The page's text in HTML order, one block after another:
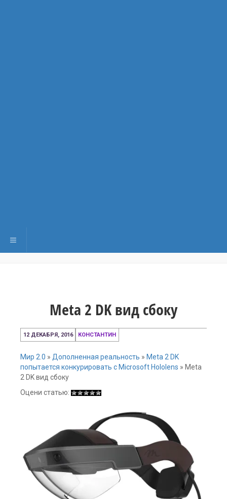
Переключить навигацию
Meta 2 DK вид сбоку
12 ДЕКАБРЯ, 2016
12
декабря,
КОНСТАНТИН
Мир 2.0 » Дополненная реальность » Meta 2 DK
попытается конкурировать с Microsoft Hololens » Meta
2 DK вид сбоку
Оцени статью: